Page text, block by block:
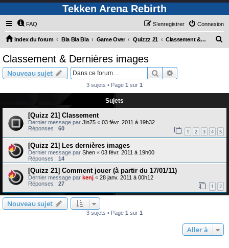
Tekken Arena Rebirth
FAQ Connexion
S’enregistrer
Index du forum Bla Bla Bla Game Over Quizzz 21 Classement & Dernières images
e
Classement & Dernières images
Nouveau sujet Rechercher
3 sujets • Page 1 sur 1
Sujets
[Quizz 21] Classement
Dernier message par Jin75 « 03 févr. 2011 à 19h32
Réponses : 60 1 2 3 4 5
[Quizz 21] Les dernières images
Dernier message par Shen « 03 févr. 2011 à 19h00
Réponses : 14
[Quizz 21] Comment jouer (à partir du 17/01/11)
Dernier message par kenj « 28 janv. 2011 à 00h12
Réponses : 27 1 2
Nouveau sujet
3 sujets • Page 1 sur 1
Aller à